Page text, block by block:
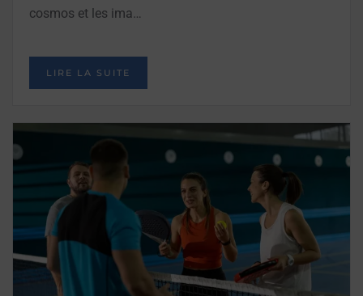
cosmos et les ima…
LIRE LA SUITE